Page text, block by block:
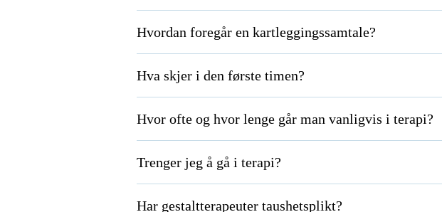
Hvordan foregår en kartleggingssamtale?
Hva skjer i den første timen?
Hvor ofte og hvor lenge går man vanligvis i terapi?
Trenger jeg å gå i terapi?
Har gestaltterapeuter taushetsplikt?